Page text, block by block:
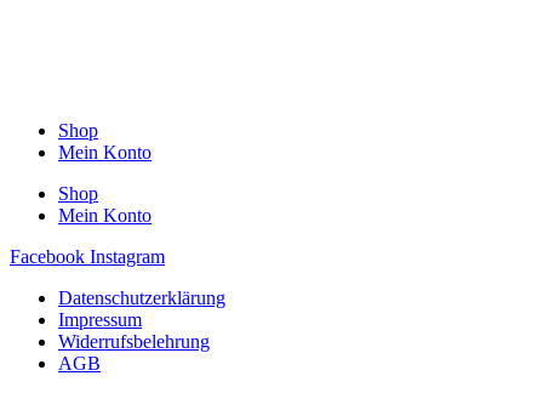
Shop
Mein Konto
Shop
Mein Konto
Facebook Instagram
Datenschutzerklärung
Impressum
Widerrufsbelehrung
AGB